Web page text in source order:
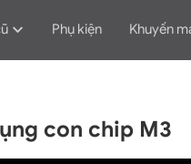
Phụ kiện Khuyến
con chip M3